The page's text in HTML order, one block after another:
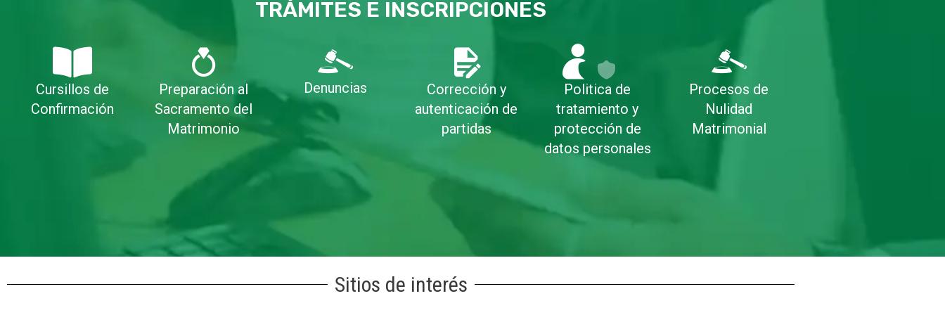
TRÁMITES E INSCRIPCIONES
Cursillos de
Confirmación
Preparación al
Sacramento del
Matrimonio
Denuncias
Corrección y
autenticación de
partidas
Politica de
tratamiento y
protección de
datos personales
Procesos de
Nulidad
Matrimonial
Sitios de interés